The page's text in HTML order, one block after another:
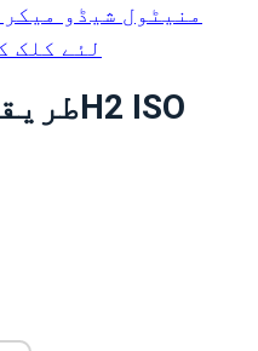
منیٹول شیڈو
لئے کلک